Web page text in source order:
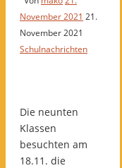
November 2021 21.
November 2021
Schulnachrichten
Die neunten
Klassen
besuchten am
18.11. die